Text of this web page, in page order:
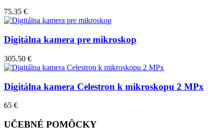
75.35 €
Digitálna kamera pre mikroskop
305.50 €
Digitálna kamera Celestron k mikroskopu 2 MPx
65 €
UČEBNÉ POMÔCKY